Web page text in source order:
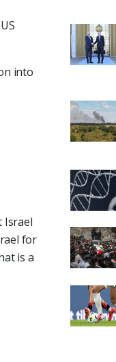
into
Israel
for
is a